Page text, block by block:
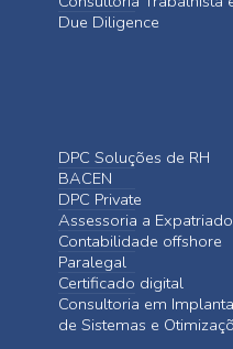
Due Diligence
DPC Soluções de RH
BACEN
DPC Private
Assessoria a
Contabilidade offshore
Paralegal
Certificado digital
Consultoria em
de Sistemas e